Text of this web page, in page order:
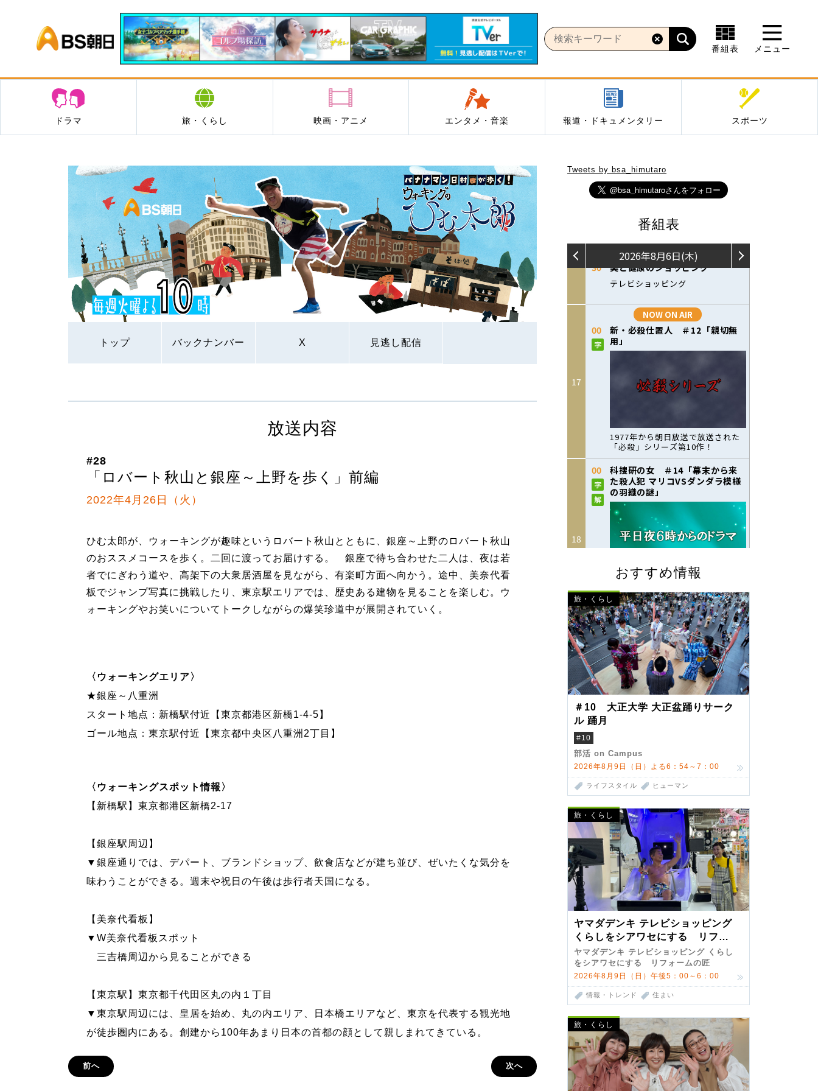
BS朝日
番組表 メニュー
ドラマ 旅・くらし 映画・アニメ エンタメ・音楽 報道・ドキュメンタリー スポーツ
トップ バックナンバー X 見逃し配信
Tweets by bsa_himutaro
番組表
おすすめ情報
旅・くらし
＃10 大正大学 大正盆踊りサーク
ル 踊月
#10
部活 on Campus
2026年8月9日（日）よる6：54～7：00
ライフスタイル ヒューマン
旅・くらし
ヤマダデンキ テレビショッピング
くらしをシアワセにする リフォ
ームの匠 第7弾
ヤマダデンキ テレビショッピング くらし
をシアワセにする リフォームの匠
2026年8月9日（日）午後5：00～6：00
情報・トレンド 住まい
旅・くらし
放送内容
#28
「ロバート秋山と銀座～上野を歩く」前編
2022年4月26日（火）
ひむ太郎が、ウォーキングが趣味というロバート秋山とともに、銀座～上野のロバート秋山
のおススメコースを歩く。二回に渡ってお届けする。 銀座で待ち合わせた二人は、夜は若
者でにぎわう道や、高架下の大衆居酒屋を見ながら、有楽町方面へ向かう。途中、美奈代看
板でジャンプ写真に挑戦したり、東京駅エリアでは、歴史ある建物を見ることを楽しむ。ウ
ォーキングやお笑いについてトークしながらの爆笑珍道中が展開されていく。
〈ウォーキングエリア〉
★銀座～八重洲
スタート地点：新橋駅付近【東京都港区新橋1-4-5】
ゴール地点：東京駅付近【東京都中央区八重洲2丁目】
〈ウォーキングスポット情報〉
【新橋駅】東京都港区新橋2-17
【銀座駅周辺】
▼銀座通りでは、デパート、ブランドショップ、飲食店などが建ち並び、ぜいたくな気分を
味わうことができる。週末や祝日の午後は歩行者天国になる。
【美奈代看板】
▼W美奈代看板スポット
三吉橋周辺から見ることができる
【東京駅】東京都千代田区丸の内１丁目
▼東京駅周辺には、皇居を始め、丸の内エリア、日本橋エリアなど、東京を代表する観光地
が徒歩圏内にある。創建から100年あまり日本の首都の顔として親しまれてきている。
前へ 次へ